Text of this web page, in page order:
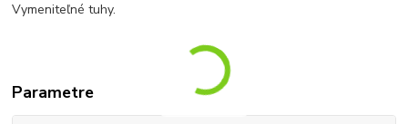
Vymeniteľné tuhy.
Parametre